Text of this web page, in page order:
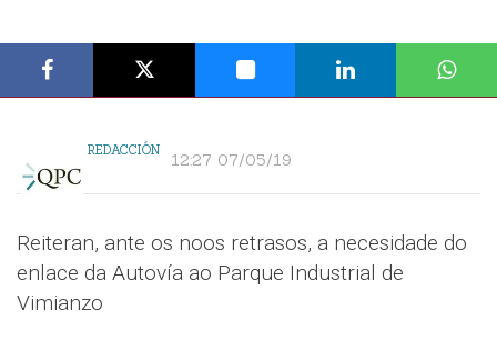
REDACCIÓN 12:27 07/05/19
Reiteran, ante os noos retrasos, a necesidade do
enlace da Autovía ao Parque Industrial de
Vimianzo